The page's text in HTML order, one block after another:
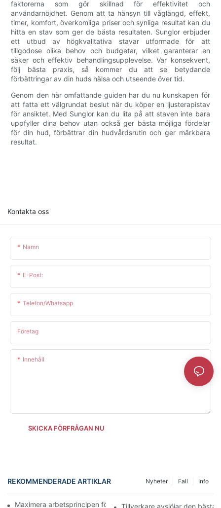
faktorerna som gör skillnad för effektivitet och
användarnöjdhet. Genom att ta hänsyn till våglängd, effekt,
timer, komfort, överkomliga priser och synliga resultat kan du
hitta en stav som ger de bästa resultaten. Sunglor erbjuder
ett utbud av högkvalitativa stavar utformade för att
tillgodose olika behov och budgetar, vilket garanterar en
säker och effektiv behandlingsupplevelse. Var konsekvent,
följ bästa praxis, så kommer du att se betydande
förbättringar av din huds hälsa och utseende över tid.
Genom den här omfattande guiden har du nu kunskapen för
att fatta ett välgrundat beslut när du köper en ljusterapistav
för ansiktet. Med Sunglor kan du lita på att staven inte bara
uppfyller dina behov utan också ger bästa möjliga fördelar
för din hud, förbättrar din hudvårdsrutin och ger märkbara
resultat.
Kontakta oss
Namn
E-Post:
Telefon/whatsapp
Företag
Innehåll
SKICKA FÖRFRÅGAN NU
REKOMMENDERADE ARTIKLAR Info
Fall
Nyheter
Maximera arbetsprincipen för rödljusterapistav för ansiktet
Tillverkare avslöjar den bästa